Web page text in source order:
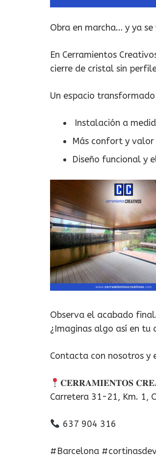
Obra en marcha… y ya
En Cerramientos
cierre de cristal sin
Un espacio
Instalación a
Más confort y
Diseño funcional y
Observa el acabado
¿Imaginas algo así en tu
Contacta con nosotros y
𝐂𝐄𝐑𝐑𝐀𝐌𝐈𝐄𝐍𝐓𝐎𝐒
Carretera 31-21, Km. 1,
637 904 316
#Barcelona